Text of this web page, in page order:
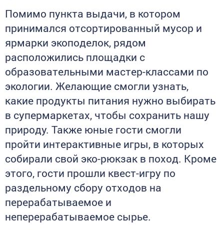
Помимо пункта выдачи, в котором
принимался отсортированный мусор и
ярмарки экоподелок, рядом
расположились площадки с
образовательными мастер-классами по
экологии. Желающие смогли узнать,
какие продукты питания нужно выбирать
в супермаркетах, чтобы сохранить нашу
природу. Также юные гости смогли
пройти интерактивные игры, в которых
собирали свой эко-рюкзак в поход. Кроме
этого, гости прошли квест-игру по
раздельному сбору отходов на
перерабатываемое и
неперерабатываемое сырье.